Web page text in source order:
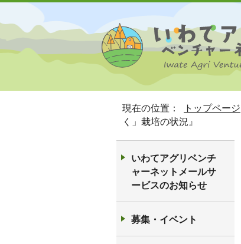
現在の位置： トップページ
く」栽培の状況』
いわてアグリベンチ
ャーネットメールサ
ービスのお知らせ
募集・イベント